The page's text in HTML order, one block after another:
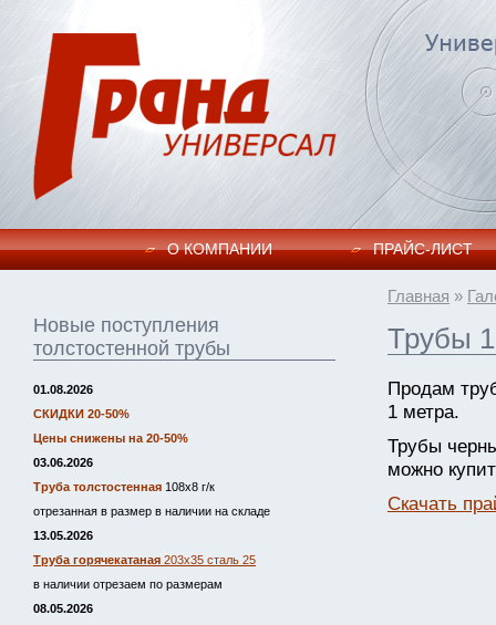
О КОМПАНИИ ПРАЙC-ЛИСТ
Новые поступления
толстостенной трубы
01.08.2026
СКИДКИ 20-50%
Цены снижены на 20-50%
03.06.2026
Труба толстостенная 108х8 г/к
отрезанная в размер в наличии на складе
13.05.2026
Труба горячекатаная 203х35 сталь 25
в наличии отрезаем по размерам
08.05.2026
Главная »
Трубы
Продам
1 метра.
Трубы
можно
Скачать